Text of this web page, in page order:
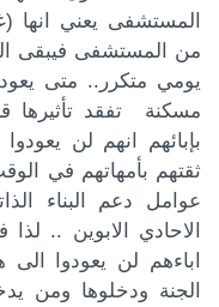
المستشفى يعني انها
من المستشفى فيبقى
يومي متكرر.. متى
مسكنة تفقد تأثيرها
بإبائهم انهم لن
ثقتهم بأمهاتهم في
عوامل دعم البناء
الاحادي الابوين ..
اباءهم لن يعودوا
الجنة ودخلوها ومن